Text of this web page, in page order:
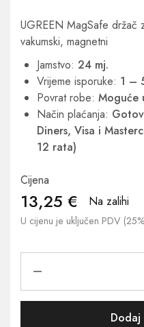
UGREEN MagSafe držač
vakumski, magnetni
Jamstvo: 24 mj.
Vrijeme isporuke: 1 –
Povrat robe: Moguće
Način plaćanja:
Diners, Visa i
12 rata)
Cijena
13,25 € Na zalihi
U cijenu je uključen PDV
Dodaj